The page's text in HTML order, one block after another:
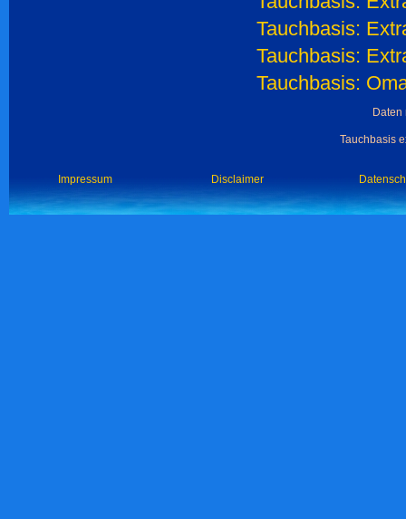
Tauchbasis:
Tauchbasis:
Tauchbasis:
Tauchbasis
Impressum Disclaimer